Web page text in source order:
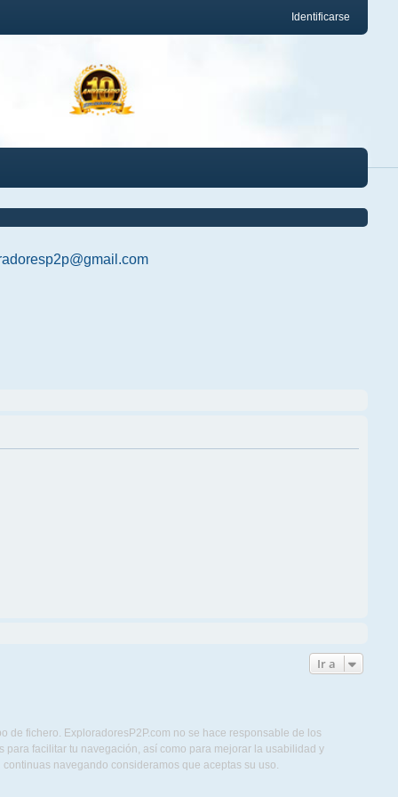
Identificarse
Ir a
de fichero. ExploradoresP2P.com no se hace responsable de los
facilitar tu navegación, así como para mejorar la usabilidad y
navegando consideramos que aceptas su uso.